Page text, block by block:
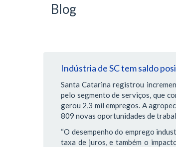
Blog
Indústria de SC tem saldo
Santa Catarina registrou
pelo segmento de serviços, que
gerou 2,3 mil empregos. A
809 novas oportunidades de
“O desempenho do emprego
taxa de juros, e também o